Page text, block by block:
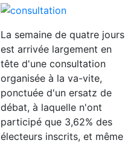
La semaine de quatre jours
est arrivée largement en
tête d'une consultation
organisée à la va-vite,
ponctuée d'un ersatz de
débat, à laquelle n'ont
participé que 3,62% des
électeurs inscrits, et même